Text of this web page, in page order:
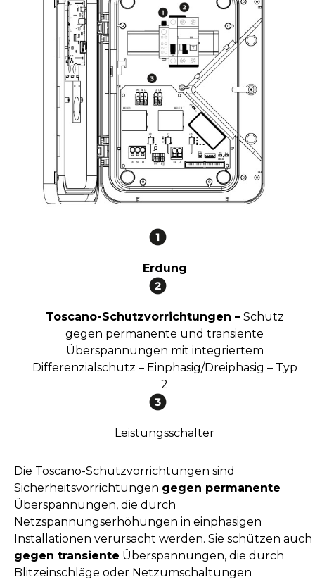
Erdung
Toscano-Schutzvorrichtungen –Schutz
gegen permanente und transiente
Überspannungen mit integriertem
Differenzialschutz – Einphasig/Dreiphasig – Typ
2
Leistungsschalter
Die Toscano-Schutzvorrichtungen sind
Sicherheitsvorrichtungen gegen permanente
Überspannungen, die durch
Netzspannungserhöhungen in einphasigen
Installationen verursacht werden. Sie schützen auch
gegen transiente Überspannungen, die durch
Blitzeinschläge oder Netzumschaltungen